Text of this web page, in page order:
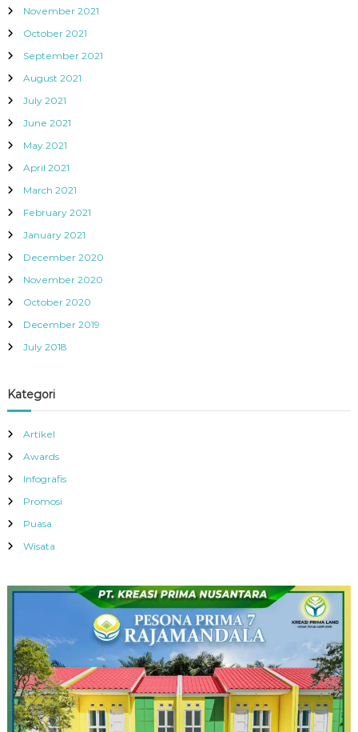
November 2021
October 2021
September 2021
August 2021
July 2021
June 2021
May 2021
April 2021
March 2021
February 2021
January 2021
December 2020
November 2020
October 2020
December 2019
July 2018
Kategori
Artikel
Awards
Infografis
Promosi
Puasa
Wisata